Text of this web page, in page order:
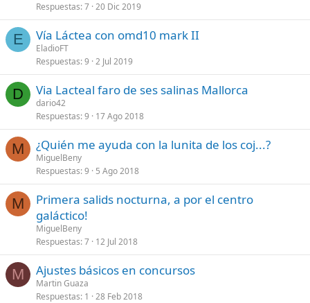
Respuestas 7 20 Dic 2019
E Vía Láctea con omd10 mark II
EladioFT
Respuestas 9 2 Jul 2019
D Via Lacteal faro de ses salinas Mallorca
dario42
Respuestas 9 17 Ago 2018
M ¿Quién me ayuda con la lunita de los coj...?
MiguelBeny
Respuestas 9 5 Ago 2018
M
Primera salids nocturna, a por el centro
galáctico!
MiguelBeny
Respuestas 7 12 Jul 2018
M Ajustes básicos en concursos
Martin Guaza
Respuestas 1 28 Feb 2018